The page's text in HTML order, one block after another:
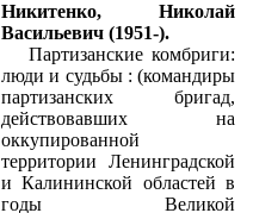
Никитенко, Николай
Васильевич (1951-).
Партизанские комбриги:
люди и судьбы : (командиры
партизанских бригад,
действовавших на
оккупированной
территории Ленинградской
и Калининской областей в
годы Великой